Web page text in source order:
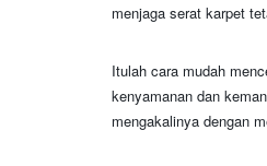
menjaga serat karpet
Itulah cara mudah
kenyamanan dan
mengakalinya dengan